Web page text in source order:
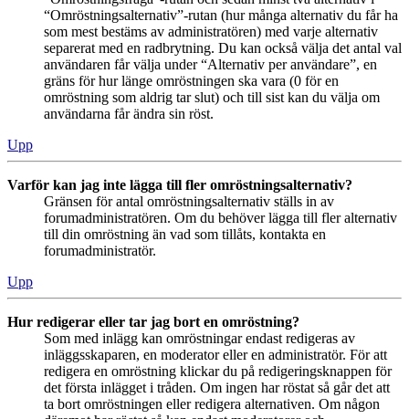
“Omröstningsalternativ”-rutan (hur många alternativ du får ha
som mest bestäms av administratören) med varje alternativ
separerat med en radbrytning. Du kan också välja det antal val
användaren får välja under “Alternativ per användare”, en
gräns för hur länge omröstningen ska vara (0 för en
omröstning som aldrig tar slut) och till sist kan du välja om
användarna får ändra sin röst.
Upp
Varför kan jag inte lägga till fler omröstningsalternativ?
Gränsen för antal omröstningsalternativ ställs in av
forumadministratören. Om du behöver lägga till fler alternativ
till din omröstning än vad som tillåts, kontakta en
forumadministratör.
Upp
Hur redigerar eller tar jag bort en omröstning?
Som med inlägg kan omröstningar endast redigeras av
inläggsskaparen, en moderator eller en administratör. För att
redigera en omröstning klickar du på redigeringsknappen för
det första inlägget i tråden. Om ingen har röstat så går det att
ta bort omröstningen eller redigera alternativen. Om någon